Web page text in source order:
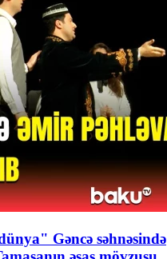
Gəncə səhnəsində